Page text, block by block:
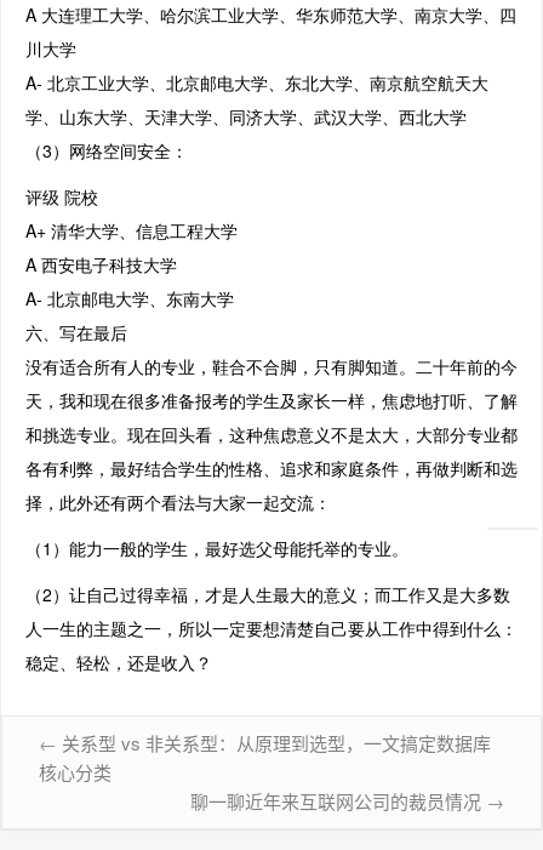
A 大连理工大学、哈尔滨工业大学、华东师范大学、南京大学、四
川大学
A- 北京工业大学、北京邮电大学、东北大学、南京航空航天大
学、山东大学、天津大学、同济大学、武汉大学、西北大学
（3）网络空间安全：
评级 院校
A+ 清华大学、信息工程大学
A 西安电子科技大学
A- 北京邮电大学、东南大学
六、写在最后
没有适合所有人的专业，鞋合不合脚，只有脚知道。二十年前的今
天，我和现在很多准备报考的学生及家长一样，焦虑地打听、了解
和挑选专业。现在回头看，这种焦虑意义不是太大，大部分专业都
各有利弊，最好结合学生的性格、追求和家庭条件，再做判断和选
择，此外还有两个看法与大家一起交流：
（1）能力一般的学生，最好选父母能托举的专业。
（2）让自己过得幸福，才是人生最大的意义；而工作又是大多数
人一生的主题之一，所以一定要想清楚自己要从工作中得到什么：
稳定、轻松，还是收入？
← 关系型 vs 非关系型：从原理到选型，一文搞定数据库
核心分类
聊一聊近年来互联网公司的裁员情况 →